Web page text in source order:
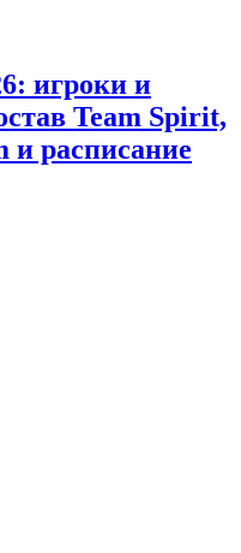
игроки и
Team Spirit,
и расписание